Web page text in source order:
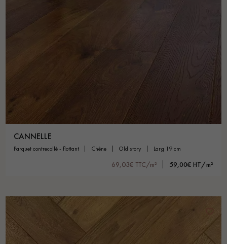
CANNELLE
parquet contrecollé - flottant chêne old story larg 19 cm
69,03€ TTC/m² 59,00€ HT/m²